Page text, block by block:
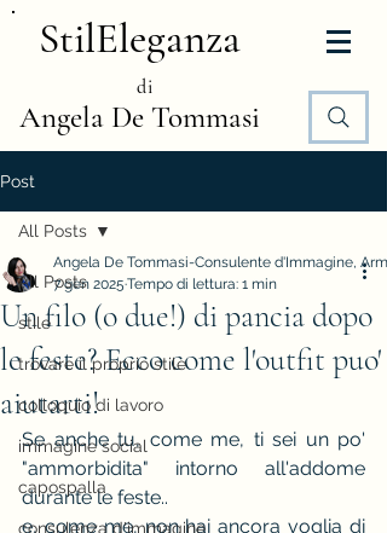
StilEleganza
di
Angela De Tommasi
Post
All Posts
stile
trovare il proprio stile
colloquio di lavoro
immagine social
capospalla
consulenza d'immagine
All Posts
Un filo (o due!) di pancia dopo
le feste? Ecco come l'outfit puo'
aiutarti!
Angela De Tommasi-Consulente d'Immagine,
7 gen 2025 Tempo di lettura: 1 min
Se anche tu, come me, ti sei un po'
"ammorbidita" intorno all'addome
durante le feste..
e, come me, non hai ancora voglia di